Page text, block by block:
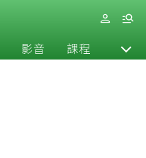
影音 課程 退休